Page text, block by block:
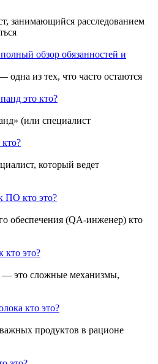
занимающийся расследованием
обзор обязанностей и
из тех, что часто остаются
(или специалист
который ведет
обеспечения (QA-инженер) кто
это сложные механизмы,
продуктов в рационе